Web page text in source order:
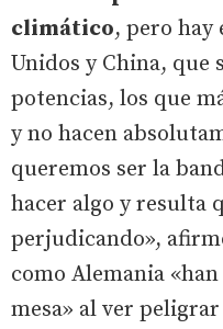
climático, pero hay
Unidos y China, que
potencias, los que
y no hacen
queremos ser la
hacer algo y resulta
perjudicando»,
como Alemania
mesa» al ver